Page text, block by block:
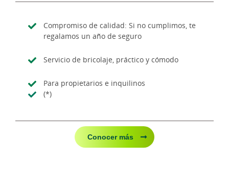
Compromiso de calidad: Si no cumplimos, te
regalamos un año de seguro
Servicio de bricolaje, práctico y cómodo
Para propietarios e inquilinos
(*)
Conocer más